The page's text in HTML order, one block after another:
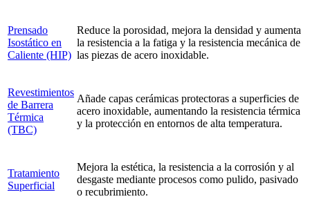
Prensado
Isostático en
Caliente (HIP)
Reduce la porosidad, mejora la densidad y aumenta
la resistencia a la fatiga y la resistencia mecánica de
las piezas de acero inoxidable.
Revestimientos
de Barrera
Térmica
(TBC)
Añade capas cerámicas protectoras a superficies de
acero inoxidable, aumentando la resistencia térmica
y la protección en entornos de alta temperatura.
Tratamiento
Superficial
Mejora la estética, la resistencia a la corrosión y al
desgaste mediante procesos como pulido, pasivado
o recubrimiento.